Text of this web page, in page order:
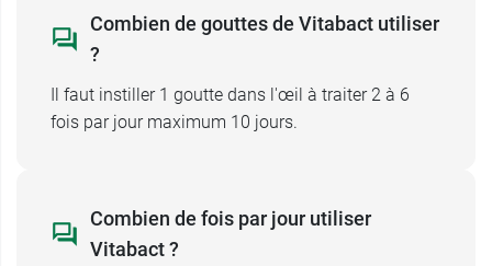
Contre-indications du
collyre Vitabact en unidose
L'extrémité de l'unidose ne doit pas entrer en
Combien de gouttes de Vitabact utiliser
?
Il faut instiller 1 goutte dans l'œil à traiter 2 à 6
fois par jour maximum 10 jours.
Combien de fois par jour utiliser
Vitabact ?